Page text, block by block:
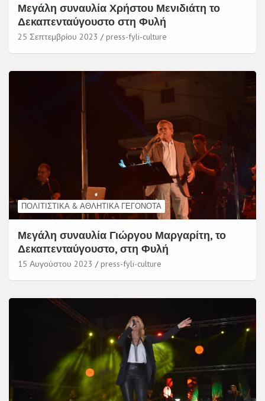
Μεγάλη συναυλία Χρήστου Μενιδιάτη το
Δεκαπενταύγουστο στη Φυλή
25 Σεπτεμβρίου 2023 press-fyli-culture
ΠΟΛΙΤΙΣΤΙΚΆ & ΑΘΛΗΤΙΚΆ ΓΕΓΟΝΌΤΑ
Μεγάλη συναυλία Γιώργου Μαργαρίτη, το
Δεκαπενταύγουστο, στη Φυλή
15 Αυγούστου 2023 press-fyli-culture